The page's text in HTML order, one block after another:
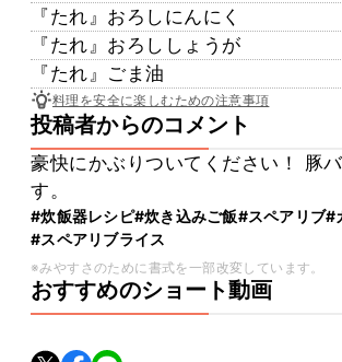
『たれ』おろしにんにく
『たれ』おろししょうが
『たれ』ごま油
料理を安全に楽しむための注意事項
投稿者からのコメント
豪快にかぶりついてください！ 豚
す。
#炊飯器レシピ#炊き込みご飯#スペアリブ#
#スペアリブライス
※みやすさのために書式を一部改変しています。
おすすめのショート動画